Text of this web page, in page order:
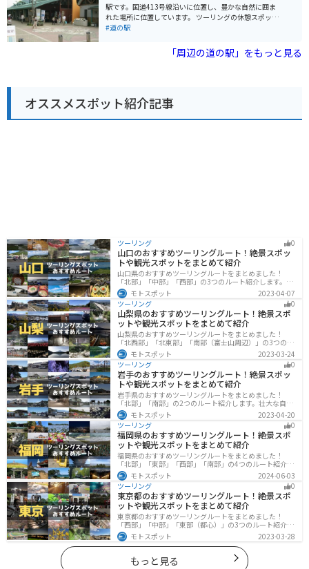
野菜を使った料理などが人気です。 バイクで訪れる場
合、駐車場も広く停めやすいので安心です。ツーリング
の休憩場所としてもおすすめです。道の駅のすぐ近くに
を訪れた際には、ぜひ地元産の野菜や、特産品のお土産
駅です。国道413号線沿いに位置し、豊かな自然に囲ま
れた場所に位置しています。 ツーリングの休憩スポット
として人気があり、多くのライダーが訪れます。施設内
のワインはおすすめです。また、地元の食材を使った料
す。 道の駅 どうしは、自然を満喫したい人や、ツーリン
グの休憩に最適な場所です。
#道の駅
「周辺の道の駅」をもっと見る
オススメスポット紹介記事
ツーリング 0
山口のおすすめツーリングルート！絶景スポッ
トや観光スポットをまとめて紹介
山口県のおすすめツーリングルートをまとめました！
「北部」「中部」「西部」の3つのルート紹介します。美
しい海岸線や山々を楽しむことができます。バイクで山
口県にツーリングに行く際は参考にしてください。
モトスポット
2023-04-07
ツーリング
0
山梨県のおすすめツーリングルート！絶景スポ
ットや観光スポットをまとめて紹介
山梨県のおすすめツーリングルートをまとめました！
「北西部」「北東部」「南部（富士山周辺）」の3つのル
ート紹介します。富士山を中心に自然豊かな景色や食事
を楽しめるスポットが多数あります。バイクで山梨県に
ツーリングに行く際は参考にしてください。
モトスポット
2023-03-24
ツーリング
0
岩手のおすすめツーリングルート！絶景スポッ
トや観光スポットをまとめて紹介
岩手県のおすすめツーリングルートをまとめました！
「北部」「南部」の2つのルート紹介します。壮大な自然
や歴史的な観光スポットが多く存在するので楽しめま
す。バイクで岩手県にツーリングに行く際は参考にして
ください。
モトスポット
2023-04-20
ツーリング
0
福岡県のおすすめツーリングルート！絶景スポ
ットや観光スポットをまとめて紹介
福岡県のおすすめツーリングルートをまとめました！
「北部」「東部」「西部」「南部」の4つのルート紹介し
ます。豊かな自然から歴史ある名所、グルメまで多彩な
魅力が詰まっており、様々な楽しみ方ができます。バイ
クで福岡県にツーリングに行く際は参考にしてくださ
い。
モトスポット
2024-06-03
ツーリング
0
東京都のおすすめツーリングルート！絶景スポ
ットや観光スポットをまとめて紹介
東京都のおすすめツーリングルートをまとめました！
「西部」「中部」「東部（都心）」の3つのルート紹介し
ます。西に行けば奥多摩の自然、東に行けば都心スポッ
トと、自然も街も楽しめるスポットが多数あります。バ
イクで東京都にツーリングに行く際は参考にしてくださ
モトスポット 2023-03-28
もっと見る